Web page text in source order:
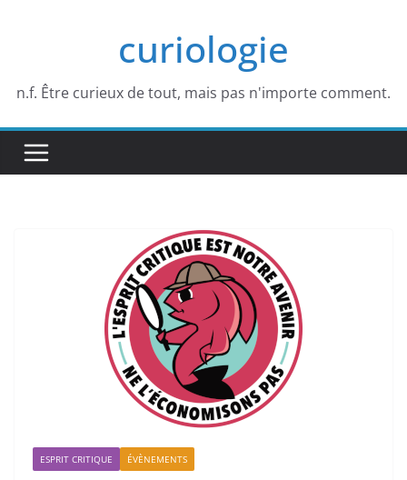
curiologie
n.f. Être curieux de tout, mais pas n'importe comment.
ESPRIT CRITIQUE ÉVÈNEMENTS